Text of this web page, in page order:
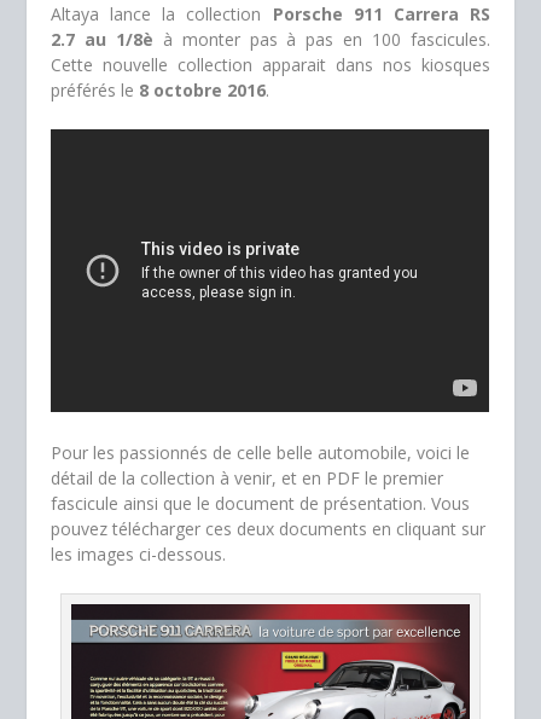
Altaya lance la collection Porsche 911 Carrera RS
2.7 au 1/8è à monter pas à pas en 100 fascicules.
Cette nouvelle collection apparait dans nos kiosques
préférés le 8 octobre 2016.
Pour les passionnés de celle belle automobile, voici le
détail de la collection à venir, et en PDF le premier
fascicule ainsi que le document de présentation. Vous
pouvez télécharger ces deux documents en cliquant sur
les images ci-dessous.